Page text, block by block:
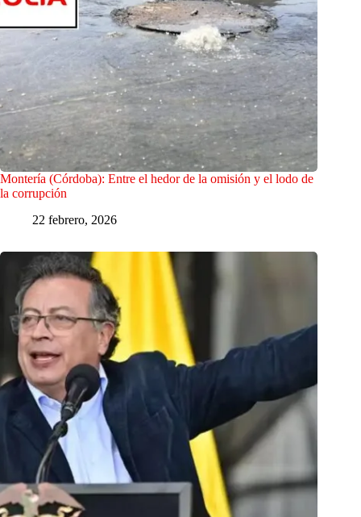
Montería (Córdoba): Entre el hedor de la omisión y el lodo de
la corrupción
22 febrero, 2026